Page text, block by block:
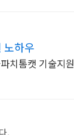
노하우
치톰캣 기술지원
.